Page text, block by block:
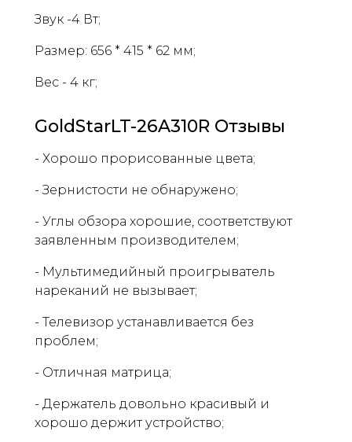
Звук -4 Вт;
Размер: 656 * 415 * 62 мм;
Вес - 4 кг;
GoldStarLT-26A310R Отзывы
- Хорошо прорисованные цвета;
- Зернистости не обнаружено;
- Углы обзора хорошие, соответствуют
заявленным производителем;
- Мультимедийный проигрыватель
нареканий не вызывает;
- Телевизор устанавливается без
проблем;
- Отличная матрица;
- Держатель довольно красивый и
хорошо держит устройство;